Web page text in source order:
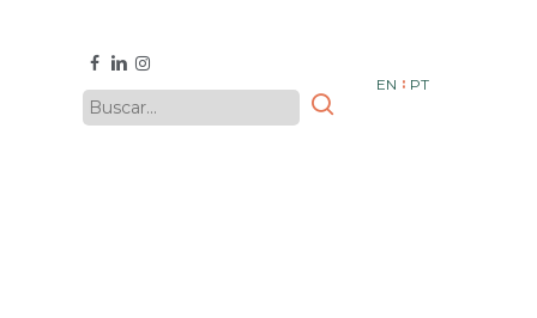
facebook
linkedin
instagram
EN PT